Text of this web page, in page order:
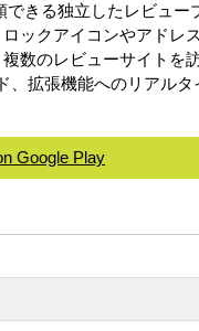
きる独立したレビュー
ックアイコンやアドレ
数のレビューサイトを
拡張機能へのリアルタ
Google Play